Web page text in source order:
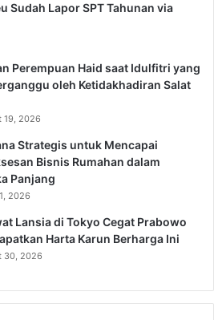
Sudah Lapor SPT Tahunan via
Perempuan Haid saat Idulfitri yang
oleh Ketidakhadiran Salat
19, 2026
Strategis untuk Mencapai
Bisnis Rumahan dalam
Panjang
2026
Lansia di Tokyo Cegat Prabowo
Harta Karun Berharga Ini
30, 2026